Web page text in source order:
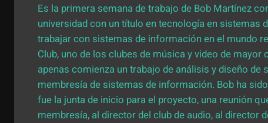
Es la primera semana de trabajo de Bob Martínez
universidad con un título en tecnología en
trabajar con sistemas de información en el mundo
Club, uno de los clubes de música y video de
apenas comienza un trabajo de análisis y diseño
membresía de sistemas de información. Bob ha
fue la junta de inicio para el proyecto, una reunión
membresía, al director del club de audio, al director